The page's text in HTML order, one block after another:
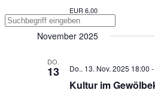
EUR 6,00
November 2025
DO.
13 Do.. 13. Nov. 2025 18:00 -
Kultur im